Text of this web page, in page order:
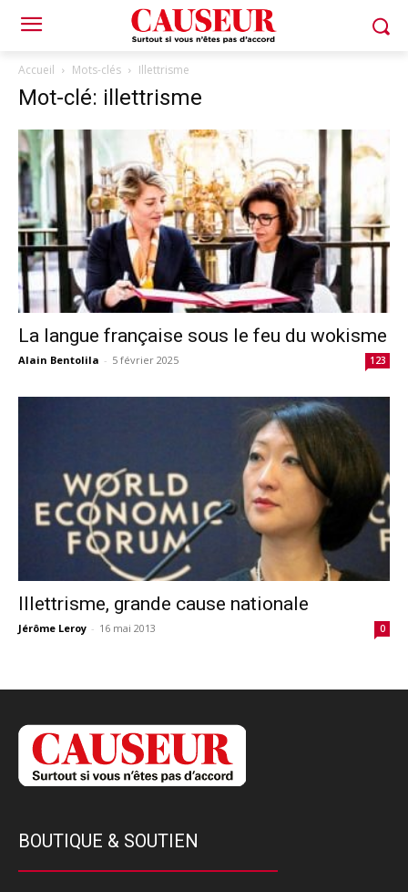
Accueil Mots-clés Illettrisme
Mot-clé: illettrisme
La langue française sous le feu du wokisme
Alain Bentolila - 5 février 2025 123
Illettrisme, grande cause nationale
Jérôme Leroy - 16 mai 2013 0
BOUTIQUE & SOUTIEN